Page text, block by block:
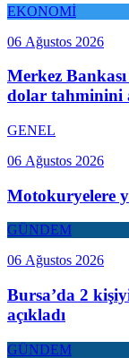
EKONOMİ
06 Ağustos 2026
Merkez
dolar tahminini
GENEL
06 Ağustos 2026
Motokuryelere
GÜNDEM
06 Ağustos 2026
Bursa’da 2
açıkladı
GÜNDEM